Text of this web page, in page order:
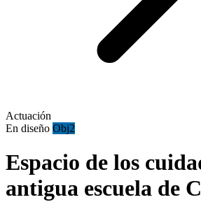
Actuación
En diseño Obj2
Espacio de los
antigua escuela de